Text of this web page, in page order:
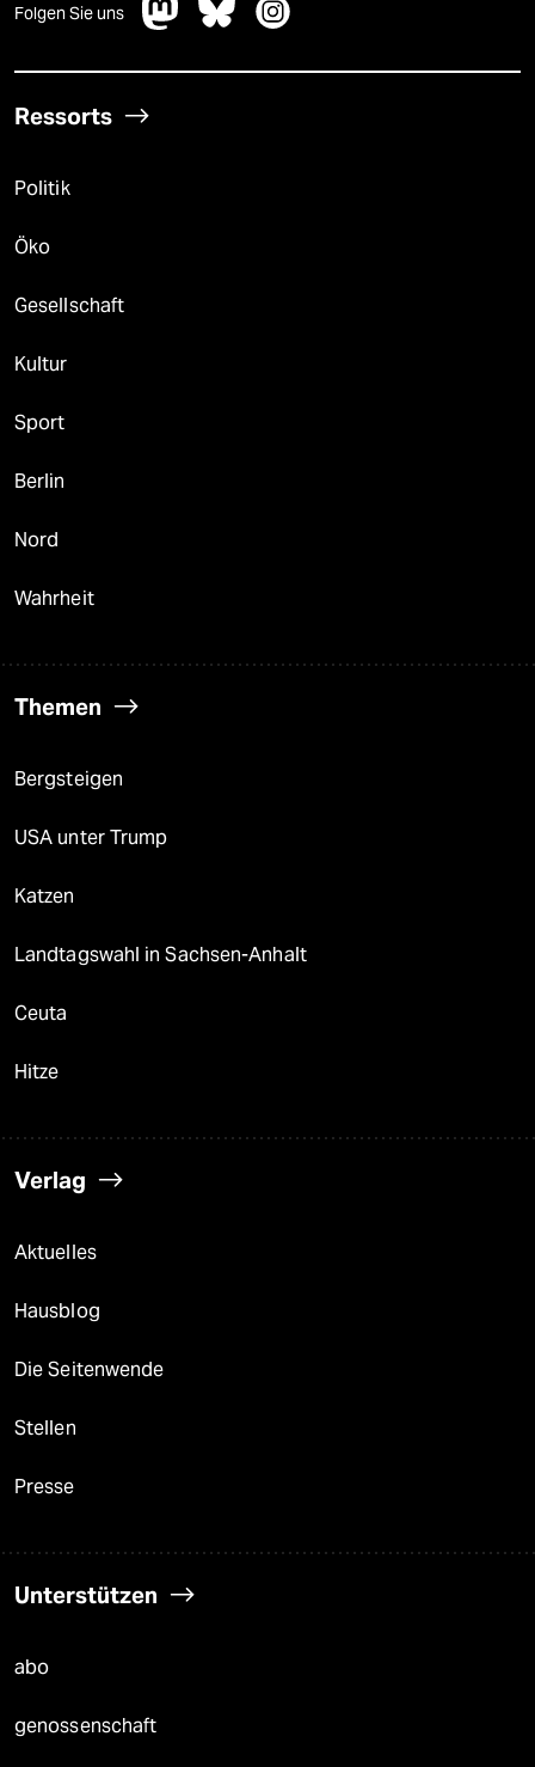
Folgen Sie uns
Ressorts
Politik
Öko
Gesellschaft
Kultur
Sport
Berlin
Nord
Wahrheit
Themen
Bergsteigen
USA unter Trump
Katzen
Landtagswahl in Sachsen-Anhalt
Ceuta
Hitze
Verlag
Aktuelles
Hausblog
Die Seitenwende
Stellen
Presse
Unterstützen
abo
genossenschaft